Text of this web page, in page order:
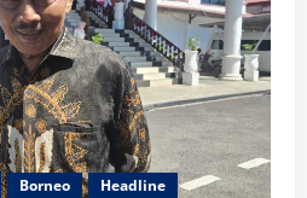
Borneo
Headline